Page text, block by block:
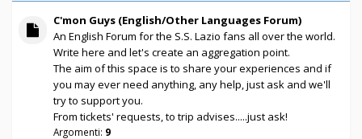
C'mon Guys (English/Other Languages Forum)
An English Forum for the S.S. Lazio fans all over the world.
Write here and let's create an aggregation point.
The aim of this space is to share your experiences and if
you may ever need anything, any help, just ask and we'll
try to support you.
From tickets' requests, to trip advises.....just ask!
Argomenti: 9